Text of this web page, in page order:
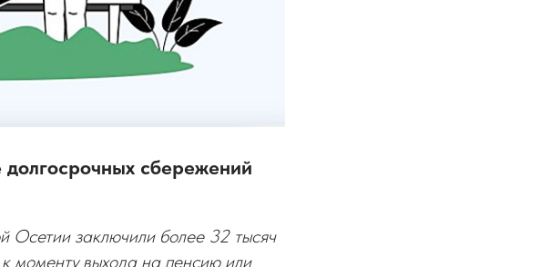
сбережений
заключили более 32 тысяч
моменту выхода на пенсию или